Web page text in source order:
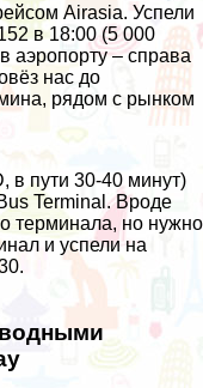
Airasia. Успели
в 18:00 (5 000
аэропорту – справа
нас до
рядом с рынком
в пути 30-40 минут)
Terminal. Вроде
терминала, но нужно
и успели на